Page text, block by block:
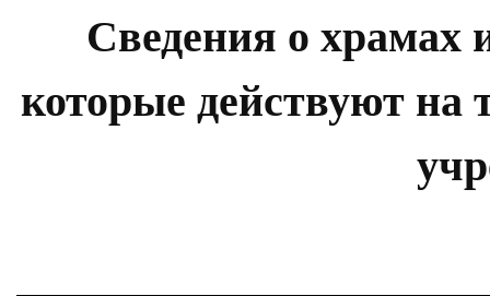
Сведения о храмах
которые действуют на